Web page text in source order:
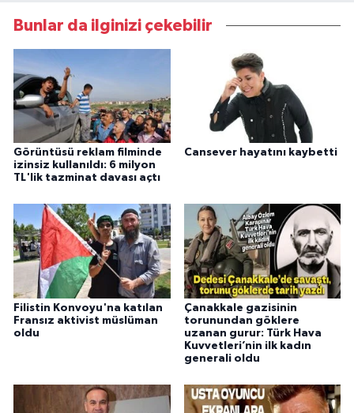
Bunlar da ilginizi çekebilir
Görüntüsü reklam filminde
izinsiz kullanıldı: 6 milyon
TL'lik tazminat davası açtı
Cansever hayatını kaybetti
Filistin Konvoyu'na katılan
Fransız aktivist müslüman
oldu
Çanakkale gazisinin
torunundan göklere
uzanan gurur: Türk Hava
Kuvvetleri’nin ilk kadın
generali oldu